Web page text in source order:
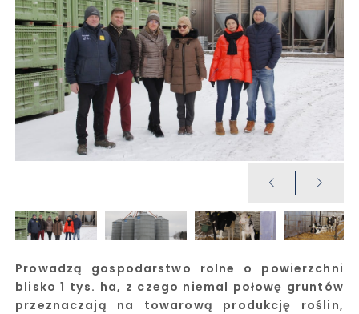
Prowadzą gospodarstwo rolne o powierzchni
blisko 1 tys. ha, z czego niemal połowę gruntów
przeznaczają na towarową produkcję roślin,